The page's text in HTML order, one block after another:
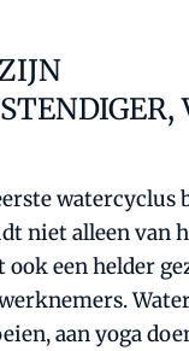
watercyclus
niet alleen van
ook een helder
aan yoga